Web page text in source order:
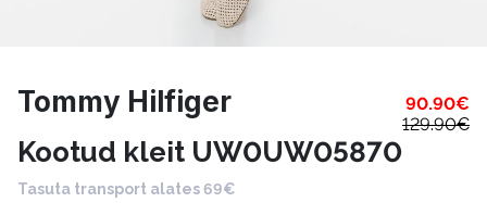
Tommy Hilfiger 90.90€
129.90€
Kootud kleit UW0UW05870
Tasuta transport alates 69€